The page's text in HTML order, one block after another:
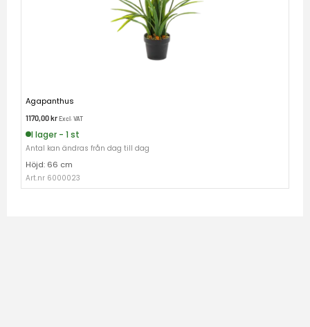
Agapanthus
1170,00krExcl. VAT
I lager - 1 st
Antal kan ändras från dag till dag
Höjd: 66 cm
Art.nr 6000023